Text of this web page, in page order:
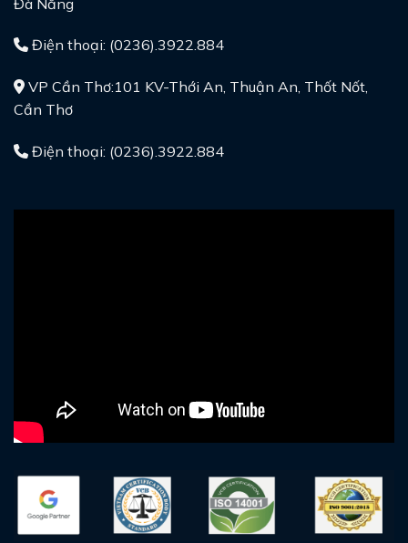
Điện thoại: (0236).3922.884
VP Cần Thơ:101 KV-Thới An, Thuận An, Thốt Nốt,
Cần Thơ
Điện thoại: (0236).3922.884